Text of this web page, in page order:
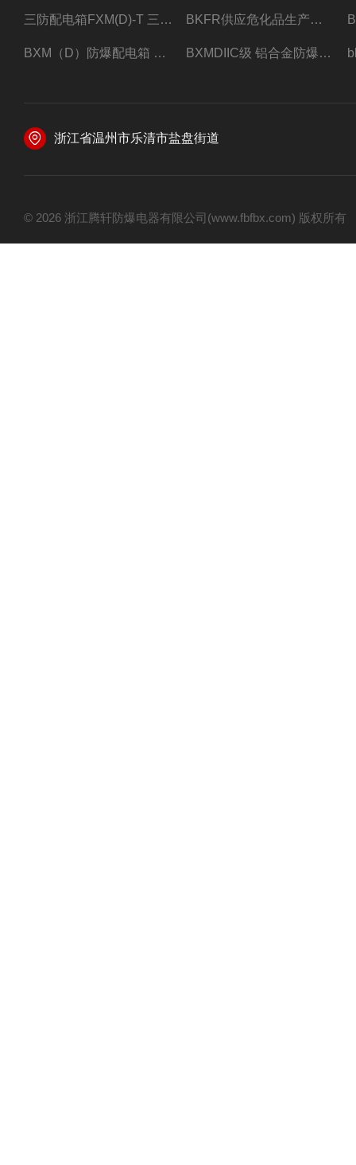
三防配电箱FXM(D)-T 三防型黑色工程塑料 BKFR供应危化品生产车间1.5匹2匹3匹5匹防爆空调
BXM（D）防爆配电箱 防爆照明动力箱厂家 定做 BXMDIIC级 铝合金防爆照明动力配电箱 加工定做
浙江省温州市乐清市盐盘街道
© 2026 浙江腾轩防爆电器有限公司(www.fbfbx.com) 版权所